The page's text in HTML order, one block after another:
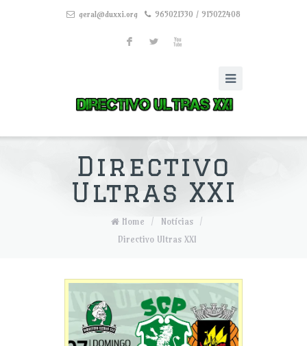
geral@duxxi.org 965021330 / 915022408
F L X
Directivo
Ultras XXI
Home / Notícias
/
Directivo Ultras XXI